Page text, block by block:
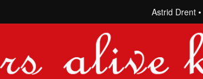
Astrid Drent